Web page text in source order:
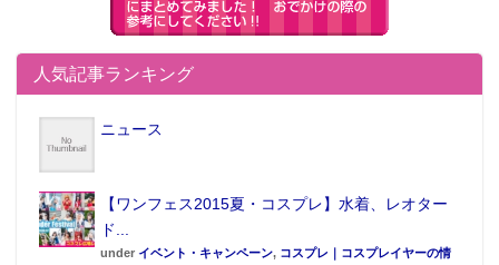
人気記事ランキング
ニュース
【ワンフェス2015夏・コスプレ】水着、レオター
ド...
under イベント・キャンペーン, コスプレ｜コスプレイヤーの情